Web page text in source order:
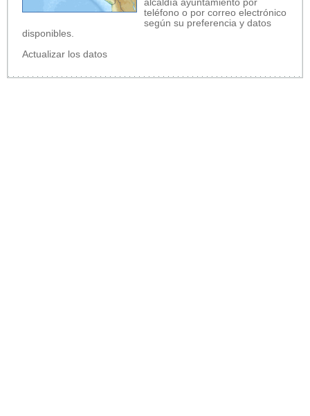
alcaldía ayuntamiento por
teléfono o por correo electrónico
según su preferencia y datos
disponibles.
Actualizar los datos